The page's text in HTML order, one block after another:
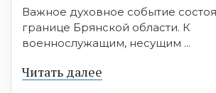
Важное духовное событие
границе Брянской области. К
военнослужащим, несущим ...
Читать далее